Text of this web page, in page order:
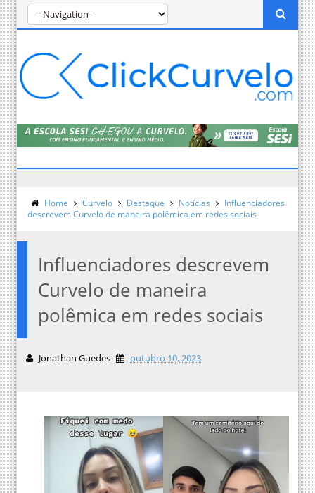
Home Curvelo Destaque Notícias
Influenciadores
descrevem Curvelo de maneira polêmica em redes sociais
Influenciadores descrevem
Curvelo de maneira
polêmica em redes sociais
Jonathan Guedes outubro 10, 2023